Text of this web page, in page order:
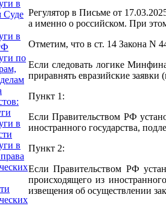
в
Суде
в
по
в
в
Регулятор в Письме от
а именно о российском. При
Отметим, что в ст. 14 Закона N
Если следовать логике
приравнять евразийские
Пункт 1:
Если Правительством РФ
иностранного государства,
Пункт 2:
Если Правительством РФ
происходящего из
извещения об осуществлении